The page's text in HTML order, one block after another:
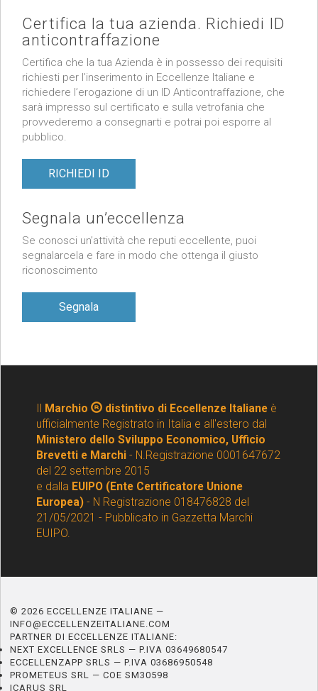
Certifica la tua azienda. Richiedi ID
anticontraffazione
Certifica che la tua Azienda è in possesso dei requisiti
richiesti per l’inserimento in Eccellenze Italiane e
richiedere l’erogazione di un ID Anticontraffazione, che
sarà impresso sul certificato e sulla vetrofania che
provvederemo a consegnarti e potrai poi esporre al
pubblico.
RICHIEDI ID
Segnala un’eccellenza
Se conosci un’attività che reputi eccellente, puoi
segnalarcela e fare in modo che ottenga il giusto
riconoscimento
Segnala
Marchio distintivo di Eccellenze Italianeè
ufficialmente Registrato in Italia e all'estero dal
Ministero dello Sviluppo Economico, Ufficio
Brevetti e Marchi - N.Registrazione 0001647672
del 22 settembre 2015
e dalla EUIPO (Ente Certificatore Unione
Europea) - N Registrazione 018476828 del
21/05/2021 - Pubblicato in Gazzetta Marchi
EUIPO.
© 2026 ECCELLENZE ITALIANE —
INFO@ECCELLENZEITALIANE.COM
PARTNER DI ECCELLENZE ITALIANE:
NEXT EXCELLENCE SRLS — P.IVA 03649680547
ECCELLENZAPP SRLS — P.IVA 03686950548
PROMETEUS SRL — COE SM30598
ICARUS SRL